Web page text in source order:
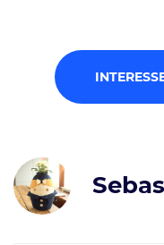
Sebas